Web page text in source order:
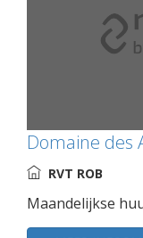
Domaine des
RVT ROB
Maandelijkse